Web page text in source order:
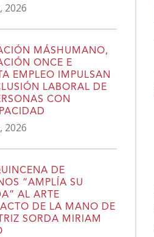
2026
MÁSHUMANO,
ONCE E
EMPLEO IMPULSAN
LABORAL DE
CON
2026
DE
“AMPLÍA SU
AL ARTE
DE LA MANO DE
SORDA MIRIAM